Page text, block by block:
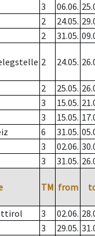
3 06.06.
2 24.05.
2 31.05.
2 24.05.
2 25.05.
3 15.05.
3 15.05.
6 31.05.
3 02.06.
3 31.05.
TM from
3 02.06.
3 29.05.